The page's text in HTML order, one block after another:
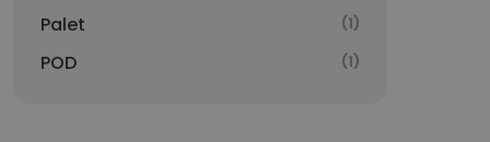
Palet (1)
POD (1)